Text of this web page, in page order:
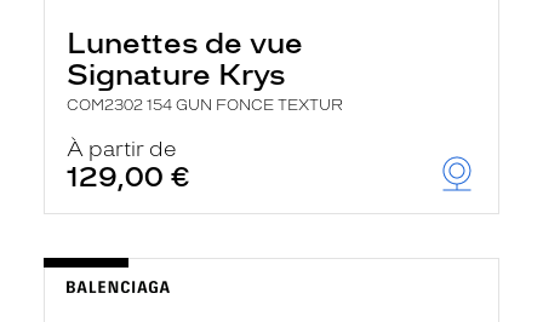
Lunettes de vue
Signature Krys
COM2302 154 GUN FONCE TEXTUR
À partir de
129,00 €